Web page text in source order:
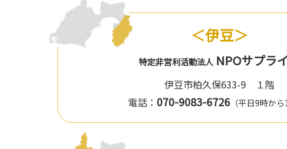
＜伊豆＞
特定非営利活動法人 NPOサプラ
伊豆市柏久保633-9 １階
電話： 070-9083-6726 （平日9時から